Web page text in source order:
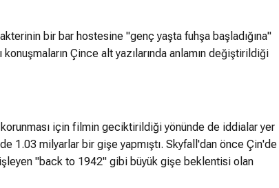
bir bar hostesine "genç yaşta fuhşa başladığına"
Çince alt yazılarında anlamın değiştirildiği
için filmin geciktirildiği yönünde de iddialar yer
1.03 milyarlar bir gişe yapmıştı. Skyfall'dan önce Çin'de
"back to 1942" gibi büyük gişe beklentisi olan